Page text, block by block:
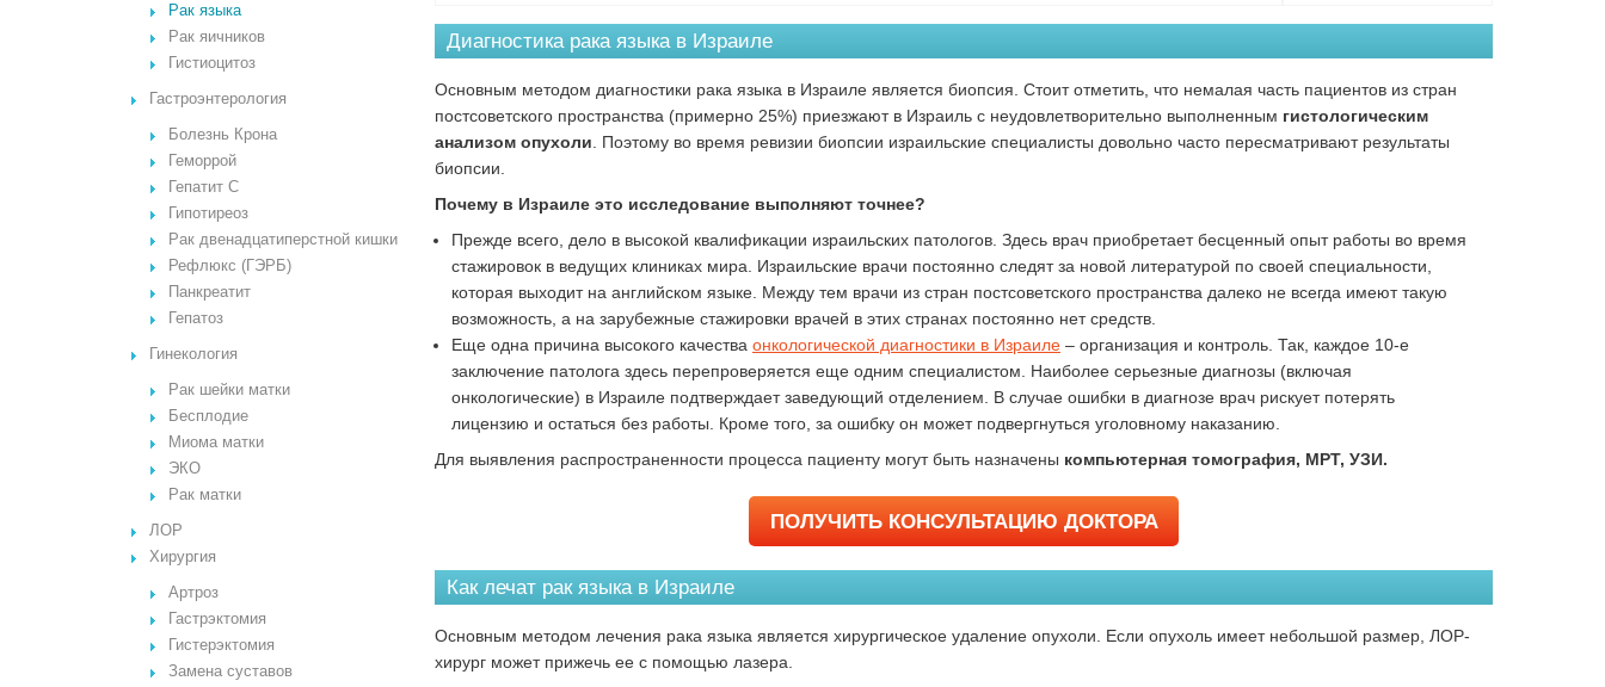
Рак языка
Рак яичников
Гистиоцитоз
Гастроэнтерология
Болезнь Крона
Геморрой
Гепатит С
Гипотиреоз
Рак двенадцатиперстной кишки
Рефлюкс (ГЭРБ)
Панкреатит
Гепатоз
Гинекология
Рак шейки матки
Бесплодие
Миома матки
ЭКО
Рак матки
ЛОР
Хирургия
Артроз
Гастрэктомия
Гистерэктомия
Замена суставов
Диагностика рака языка в Израиле
Основным методом диагностики рака языка в Израиле является биопсия. Стоит отметить, что немалая часть пациентов из стран
постсоветского пространства (примерно 25%) приезжают в Израиль с неудовлетворительно выполненным гистологическим
анализом опухоли . Поэтому во время ревизии биопсии израильские специалисты довольно часто пересматривают результаты
биопсии.
Почему в Израиле это исследование выполняют точнее?
Прежде всего, дело в высокой квалификации израильских патологов. Здесь врач приобретает бесценный опыт работы во время
стажировок в ведущих клиниках мира. Израильские врачи постоянно следят за новой литературой по своей специальности,
которая выходит на английском языке. Между тем врачи из стран постсоветского пространства далеко не всегда имеют такую
возможность, а на зарубежные стажировки врачей в этих странах постоянно нет средств.
Еще одна причина высокого качества онкологической диагностики в Израиле – организация и контроль. Так, каждое 10-е
заключение патолога здесь перепроверяется еще одним специалистом. Наиболее серьезные диагнозы (включая
онкологические) в Израиле подтверждает заведующий отделением. В случае ошибки в диагнозе врач рискует потерять
лицензию и остаться без работы. Кроме того, за ошибку он может подвергнуться уголовному наказанию.
Для выявления распространенности процесса пациенту могут быть назначены компьютерная томография, МРТ, УЗИ.
ПОЛУЧИТЬ КОНСУЛЬТАЦИЮ ДОКТОРА
Как лечат рак языка в Израиле
Основным методом лечения рака языка является хирургическое удаление опухоли. Если опухоль имеет небольшой размер, ЛОР-
хирург может прижечь ее с помощью лазера.